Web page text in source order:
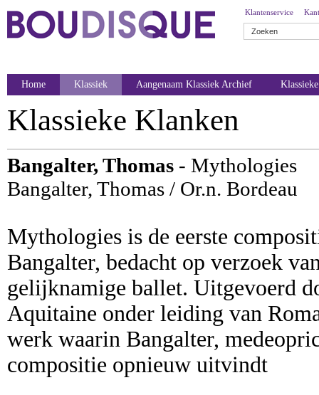
Klantenservice
Home Klassiek Aangenaam Klassiek Archief
Klassieke Klanken
Bangalter, Thomas - Mythologies
Bangalter, Thomas / Or.n. Bordeau
Mythologies is de eerste
Bangalter, bedacht op verzoek
gelijknamige ballet. Uitgevoerd
Aquitaine onder leiding van
werk waarin Bangalter,
compositie opnieuw uitvindt